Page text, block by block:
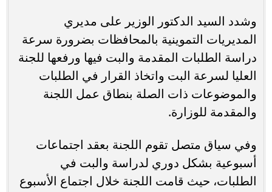
وشدد السيد الدكتور الوزير على مديري
المديريات التموينية بالمحافظات بضرورة سرعة
دراسة الطلبات المقدمة والبت فيها ورفعها للجنة
العليا لسرعة البت واتخاذ القرار في الطلبات
والموضوعات ذات الصلة بنطاق عمل اللجنة
والمقدمة للوزارة.
وفي سياق متصل تقوم اللجنة بعقد اجتماعات
أسبوعية بشكل دوري لدراسة والبت في
الطلبات، حيث قامت اللجنة خلال اجتماع الأسبوع